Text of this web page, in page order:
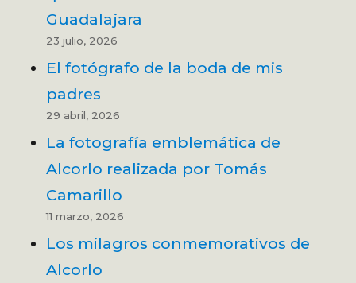
Guadalajara
23 julio, 2026
El fotógrafo de la boda de mis
padres
29 abril, 2026
La fotografía emblemática de
Alcorlo realizada por Tomás
Camarillo
11 marzo, 2026
Los milagros conmemorativos de
Alcorlo